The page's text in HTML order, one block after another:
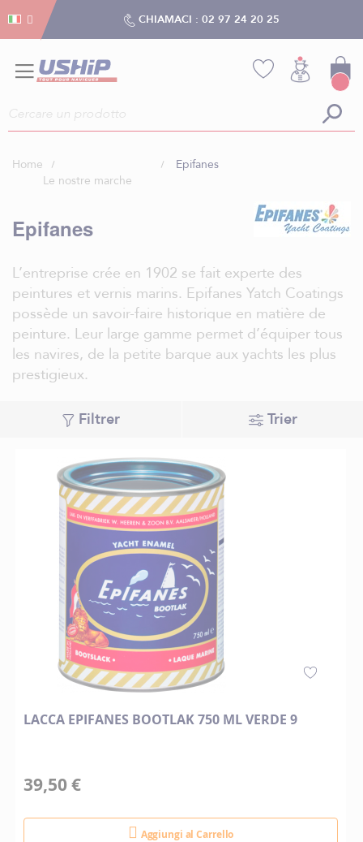
CHIAMACI : 02 97 24 20 25
Home
Le nostre marche
Epifanes
Epifanes
L’entreprise crée en 1902 se fait experte des
peintures et vernis marins. Epifanes Yatch Coatings
possède un savoir-faire historique en matière de
peinture. Leur large gamme permet d’équiper tous
les navires, de la petite barque aux yachts les plus
prestigieux.
Filtrer Trier
LACCA EPIFANES BOOTLAK 750 ML VERDE 9
39,50 €
Aggiungi al Carrello
Gestion dei cookies
Gestion dei cookies